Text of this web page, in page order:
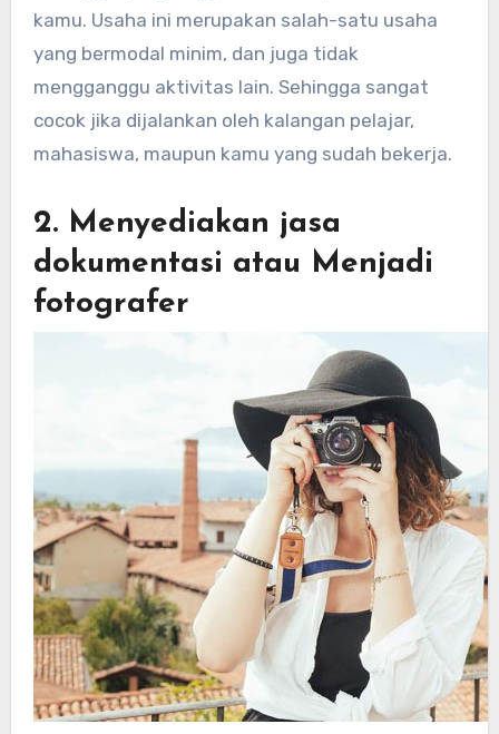
kamu. Usaha ini merupakan salah-satu usaha
yang bermodal minim, dan juga tidak
mengganggu aktivitas lain. Sehingga sangat
cocok jika dijalankan oleh kalangan pelajar,
mahasiswa, maupun kamu yang sudah bekerja.
2. Menyediakan jasa
dokumentasi atau Menjadi
fotografer